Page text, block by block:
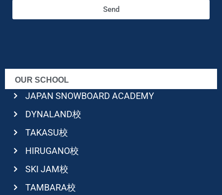
Send
OUR SCHOOL
JAPAN SNOWBOARD ACADEMY
DYNALAND校
TAKASU校
HIRUGANO校
SKI JAM校
TAMBARA校